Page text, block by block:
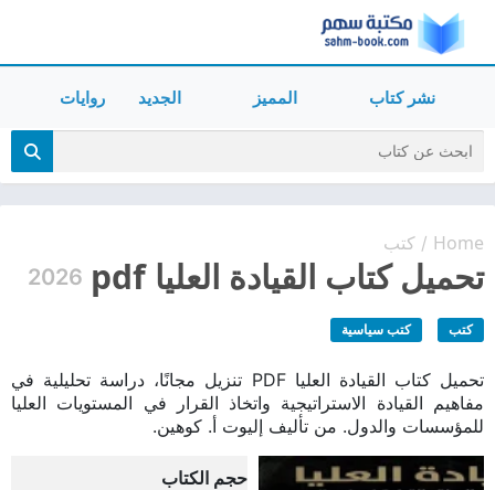
نشر كتاب المميز الجديد روايات
Home
/ كتب
تحميل كتاب القيادة العليا pdf 2026
كتب كتب سياسية
تحميل كتاب القيادة العليا PDF تنزيل مجانًا، دراسة تحليلية في
مفاهيم القيادة الاستراتيجية واتخاذ القرار في المستويات العليا
للمؤسسات والدول. من تأليف إليوت أ. كوهين.
حجم الكتاب